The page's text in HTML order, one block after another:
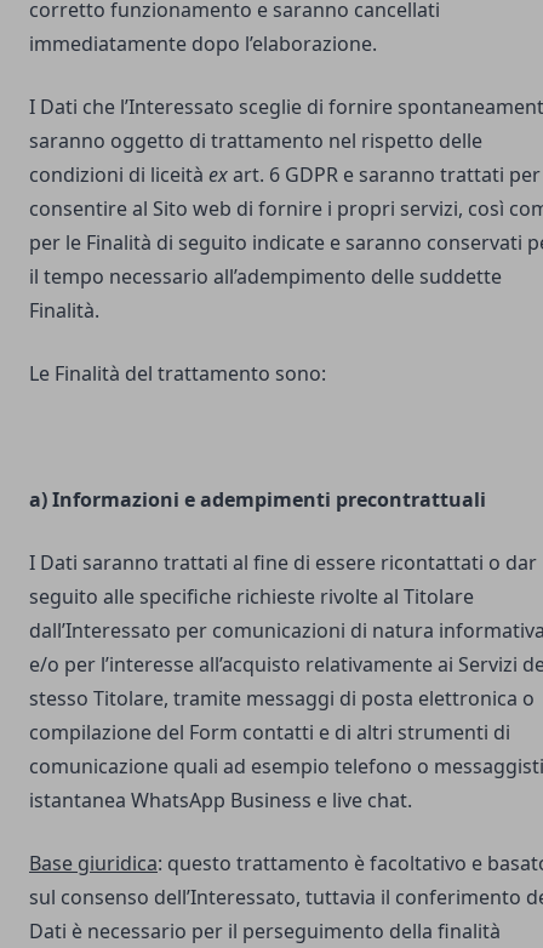
corretto funzionamento e saranno cancellati
immediatamente dopo l’elaborazione.
I Dati che l’Interessato sceglie di fornire
saranno oggetto di trattamento nel rispetto delle
condizioni di liceità exart. 6 GDPR e saranno trattati per
consentire al Sito web di fornire i propri servizi, così
per le Finalità di seguito indicate e saranno conservati
il tempo necessario all’adempimento delle suddette
Finalità.
Le Finalità del trattamento sono:
a) Informazioni e adempimenti precontrattuali
I Dati saranno trattati al fine di essere ricontattati o dar
seguito alle specifiche richieste rivolte al Titolare
dall’Interessato per comunicazioni di natura
e/o per l’interesse all’acquisto relativamente ai Servizi
stesso Titolare, tramite messaggi di posta elettronica o
compilazione del Form contatti e di altri strumenti di
comunicazione quali ad esempio telefono o
istantanea WhatsApp Business e live chat.
Base giuridica: questo trattamento è facoltativo e
sul consenso dell’Interessato, tuttavia il conferimento
Dati è necessario per il perseguimento della finalità